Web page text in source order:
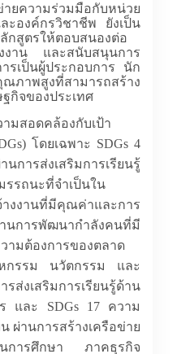
ยความร่วมมือกับหน่วย
ะองค์กรวิชาชีพ ยังเป็น
สูตรให้ตอบสนองต่อ
งาน และสนับสนุนการ
เป็นผู้ประกอบการ นัก
ภาพสูงที่สามารถสร้าง
กิจของประเทศ
มสอดคล้องกับเป้า
โดยเฉพาะ SDGs 4
นการส่งเสริมการเรียนรู้
รถนะที่จำเป็นใน
งงานที่มีคุณค่าและการ
การพัฒนากำลังคนที่มี
มต้องการของตลาด
รรม นวัตกรรม และ
รส่งเสริมการเรียนรู้ด้าน
และ
SDGs17 ความ
ผ่านการสร้างเครือข่าย
นการศึกษา ภาคธุรกิจ